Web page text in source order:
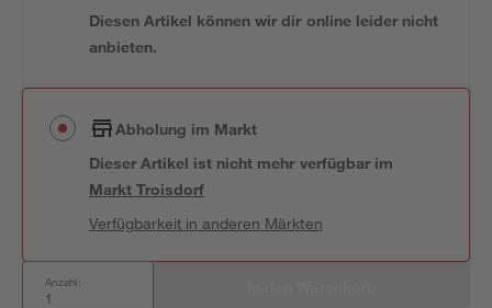
Diesen Artikel können wir dir online leider nicht
anbieten.
Abholung im Markt
Dieser Artikel ist nicht mehr verfügbar im
MarktTroisdorf
Verfügbarkeit in anderen Märkten
Anzahl: